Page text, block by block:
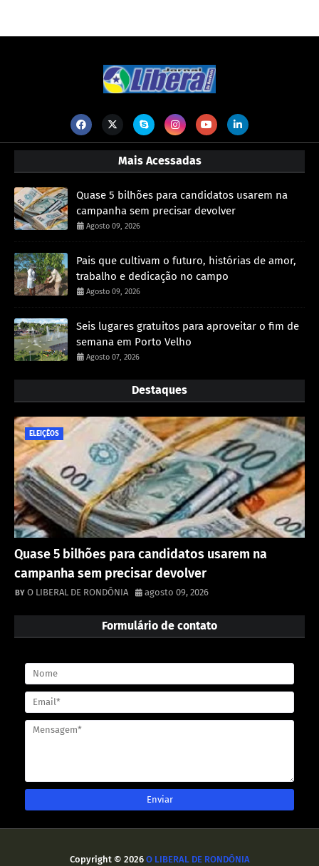
Mais Acessadas
Quase 5 bilhões para candidatos usarem na
campanha sem precisar devolver
Agosto 09, 2026
Pais que cultivam o futuro, histórias de amor,
trabalho e dedicação no campo
Agosto 09, 2026
Seis lugares gratuitos para aproveitar o fim de
semana em Porto Velho
Agosto 07, 2026
Destaques
ELEIÇÊOS
Quase 5 bilhões para candidatos usarem na
campanha sem precisar devolver
O LIBERAL DE RONDÔNIA agosto 09, 2026
Formulário de contato
Copyright © 2026 O LIBERAL DE RONDÔNIA